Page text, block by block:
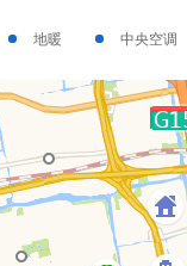
地暖 中央空调